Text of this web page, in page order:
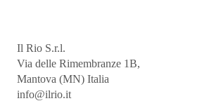
Il Rio S.r.l.
Via delle Rimembranze 1B,
Mantova (MN) Italia
info@ilrio.it